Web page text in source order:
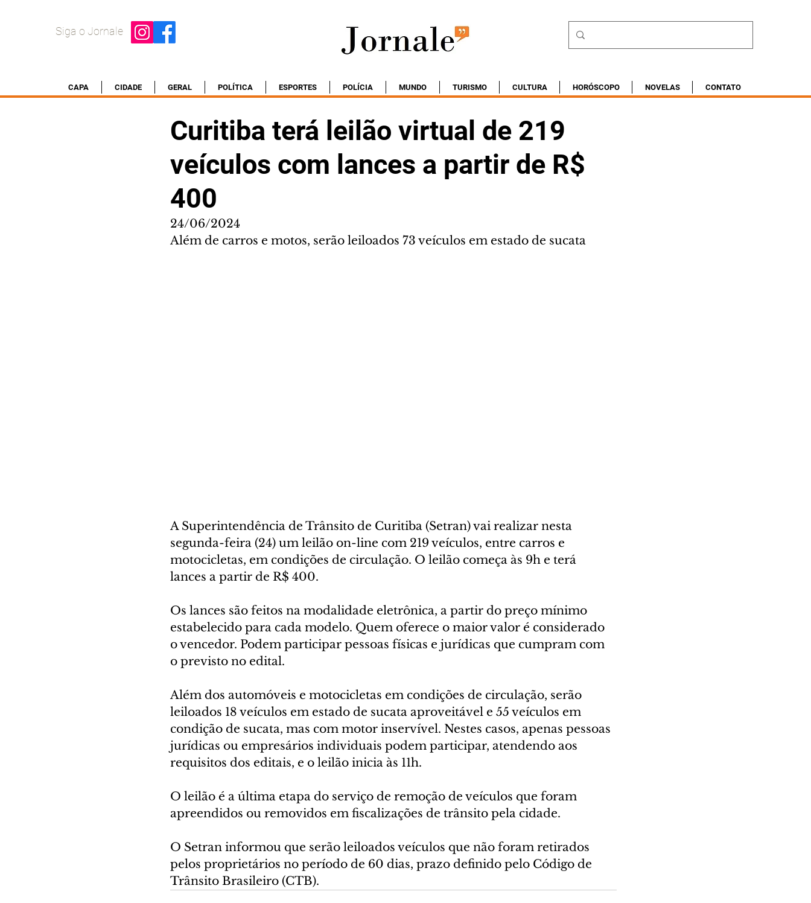
Siga o Jornale
CAPA CIDADE GERAL POLÍTICA ESPORTES POLÍCIA MUNDO TURISMO CULTURA HORÓSCOPO NOVELAS CONTATO
Curitiba terá leilão virtual de 219
veículos com lances a partir de R$
400
24/06/2024
Além de carros e motos, serão leiloados 73 veículos em estado de sucata
A Superintendência de Trânsito de Curitiba (Setran) vai realizar nesta
segunda-feira (24) um leilão on-line com 219 veículos, entre carros e
motocicletas, em condições de circulação. O leilão começa às 9h e terá
lances a partir de R$ 400.
Os lances são feitos na modalidade eletrônica, a partir do preço mínimo
estabelecido para cada modelo. Quem oferece o maior valor é considerado
o vencedor. Podem participar pessoas físicas e jurídicas que cumpram com
o previsto no edital.
Além dos automóveis e motocicletas em condições de circulação, serão
leiloados 18 veículos em estado de sucata aproveitável e 55 veículos em
condição de sucata, mas com motor inservível. Nestes casos, apenas pessoas
jurídicas ou empresários individuais podem participar, atendendo aos
requisitos dos editais, e o leilão inicia às 11h.
O leilão é a última etapa do serviço de remoção de veículos que foram
apreendidos ou removidos em fiscalizações de trânsito pela cidade.
O Setran informou que serão leiloados veículos que não foram retirados
pelos proprietários no período de 60 dias, prazo definido pelo Código de
Trânsito Brasileiro (CTB).